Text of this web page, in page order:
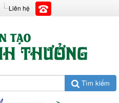
Liên hệ
Tìm kiếm